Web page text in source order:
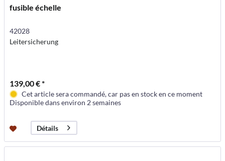
fusible échelle
42028
Leitersicherung
139,00 € *
Cet article sera commandé, car pas en stock en ce moment
Disponible dans environ 2 semaines
Détails